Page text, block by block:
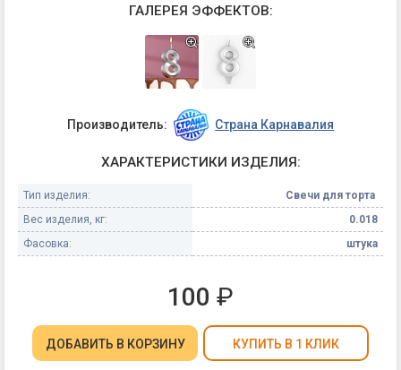
ГАЛЕРЕЯ ЭФФЕКТОВ:
Производитель: Страна Карнавалия
ХАРАКТЕРИСТИКИ ИЗДЕЛИЯ:
Тип изделия:
Свечи для торта
Вес изделия, кг:
0.018
Фасовка:
штука
100 ₽
ДОБАВИТЬ В КОРЗИНУ КУПИТЬ В 1 КЛИК